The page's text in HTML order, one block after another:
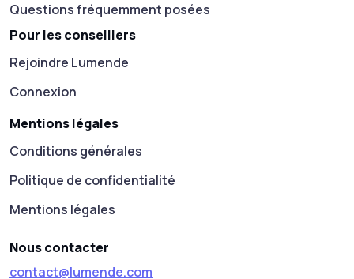
Questions fréquemment posées
Pour les conseillers
Rejoindre Lumende
Connexion
Mentions légales
Conditions générales
Politique de confidentialité
Mentions légales
Nous contacter
contact@lumende.com